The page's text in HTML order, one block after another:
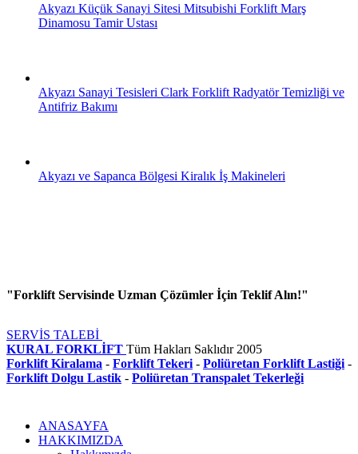
Akyazı Küçük Sanayi Sitesi Mitsubishi Forklift Marş
Dinamosu Tamir Ustası
Akyazı Sanayi Tesisleri Clark Forklift Radyatör Temizliği ve
Antifriz Bakımı
Akyazı ve Sapanca Bölgesi Kiralık İş Makineleri
"Forklift Servisinde Uzman Çözümler İçin Teklif Alın!"
SERVİS TALEBİ
KURAL FORKLİFT Tüm Hakları Saklıdır 2005
Forklift Kiralama - Forklift Tekeri - Poliüretan Forklift Lastiği -
Forklift Dolgu Lastik - Poliüretan Transpalet Tekerleği
ANASAYFA
HAKKIMIZDA